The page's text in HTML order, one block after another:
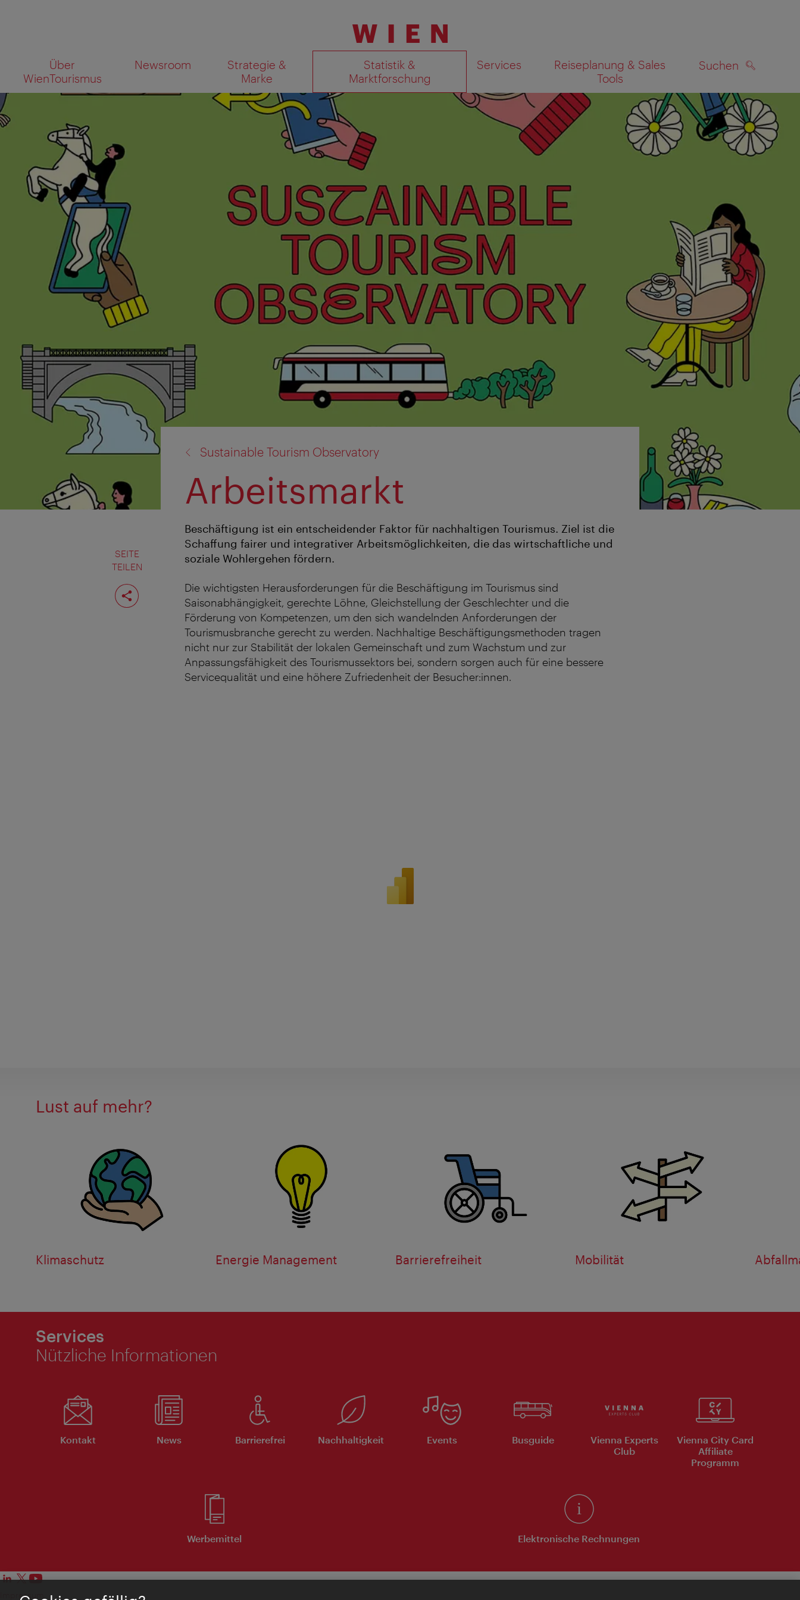
NavigationÜber
WienTourismus
Newsroom
Strategie &
Marke
Statistik &
Marktforschung
Services
Reiseplanung & Sales
Tools
Suchen
Wonach
Sie?
Suchergebnisse auf Karte anzeigen SUCHEN
SEITE
TEILEN
Seite
teilen
Sustainable Tourism Observatory
Arbeitsmarkt
Beschäftigung ist ein entscheidender Faktor für nachhaltigen Tourismus. Ziel ist die
Schaffung fairer und integrativer Arbeitsmöglichkeiten, die das wirtschaftliche und
soziale Wohlergehen fördern.
Die wichtigsten Herausforderungen für die Beschäftigung im Tourismus sind
Saisonabhängigkeit, gerechte Löhne, Gleichstellung der Geschlechter und die
Förderung von Kompetenzen, um den sich wandelnden Anforderungen der
Tourismusbranche gerecht zu werden. Nachhaltige Beschäftigungsmethoden tragen
nicht nur zur Stabilität der lokalen Gemeinschaft und zum Wachstum und zur
Anpassungsfähigkeit des Tourismussektors bei, sondern sorgen auch für eine bessere
Servicequalität und eine höhere Zufriedenheit der Besucher:innen.
Lust auf mehr?
Klimaschutz Energie Management Barrierefreiheit Mobilität
Services
Nützliche Informationen
Kontakt News Barrierefrei Nachhaltigkeit Events Busguide
Vienna Experts
Club
Vienna City Card
Affiliate
Programm
Werbemittel Elektronische Rechnungen
Impressum